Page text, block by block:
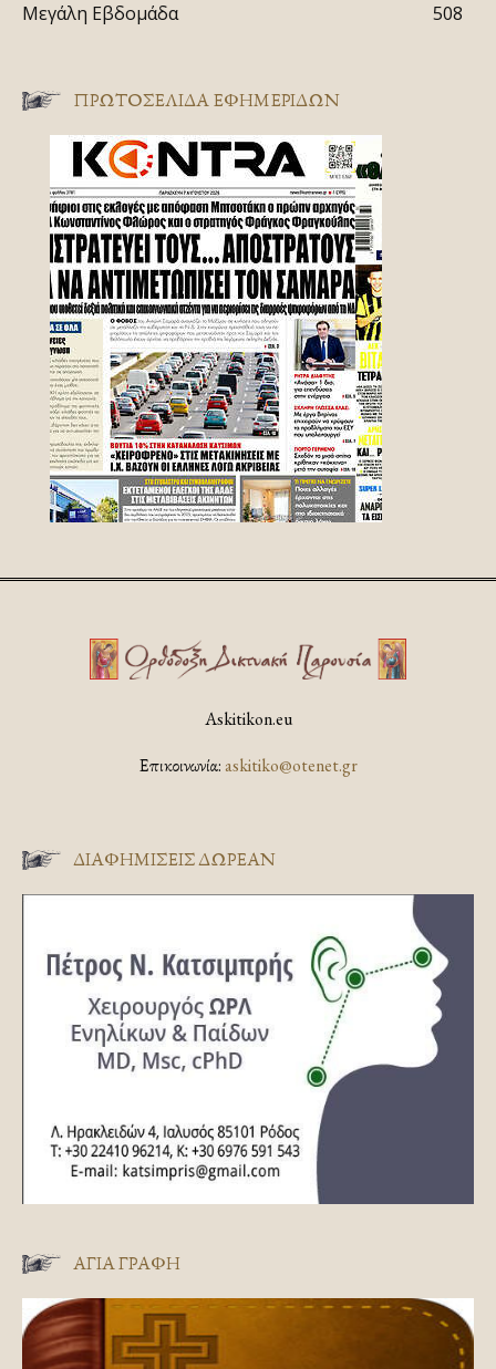
Μεγάλη Εβδομάδα
508
ΠΡΩΤΟΣΈΛΙΔΑ ΕΦΗΜΕΡΊΔΩΝ
Askitikon.eu
Επικοινωνία:askitiko@otenet.gr
ΔΙΑΦΗΜΊΣΕΙΣ ΔΩΡΕΆΝ
ΑΓΊΑ ΓΡΑΦΉ